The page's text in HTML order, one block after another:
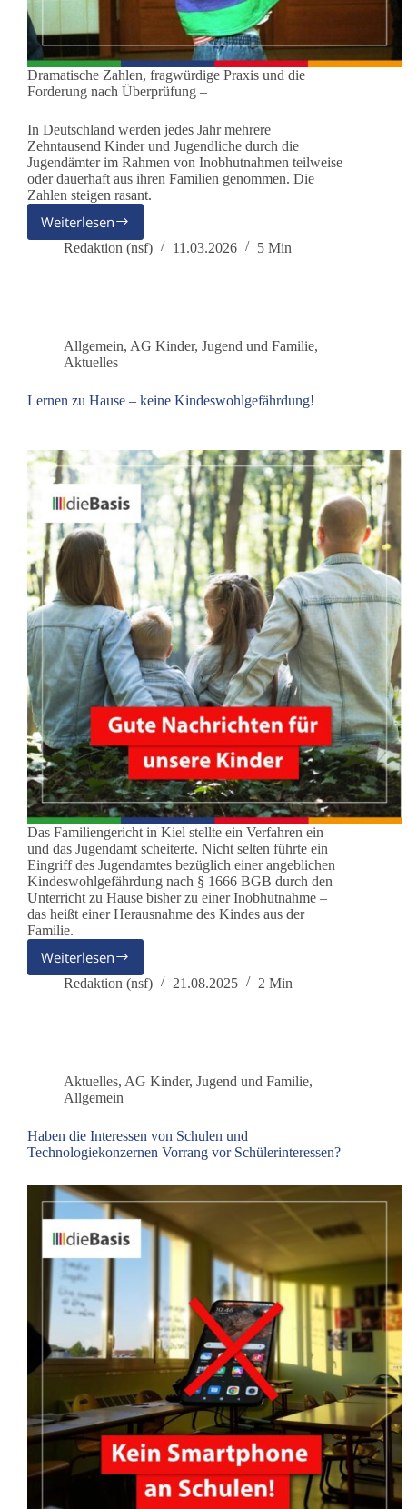
Dramatische Zahlen, fragwürdige Praxis und die
Forderung nach Überprüfung –
In Deutschland werden jedes Jahr mehrere
Zehntausend Kinder und Jugendliche durch die
Jugendämter im Rahmen von Inobhutnahmen teilweise
oder dauerhaft aus ihren Familien genommen. Die
Zahlen steigen rasant.
WeiterlesenInobhutnahmen
durch
Redaktion (nsf) 11.03.2026 5 Min
Allgemein, AG Kinder, Jugend und Familie,
Aktuelles
Lernen zu Hause – keine Kindeswohlgefährdung!
Das Familiengericht in Kiel stellte ein Verfahren ein
und das Jugendamt scheiterte. Nicht selten führte ein
Eingriff des Jugendamtes bezüglich einer angeblichen
Kindeswohlgefährdung nach § 1666 BGB durch den
Unterricht zu Hause bisher zu einer Inobhutnahme –
das heißt einer Herausnahme des Kindes aus der
Familie.
Weiterlesen
Lernen
zu
Redaktion (nsf) 21.08.2025 2 Min
Aktuelles, AG Kinder, Jugend und Familie,
Allgemein
Haben die Interessen von Schulen und
Technologiekonzernen Vorrang vor Schülerinteressen?